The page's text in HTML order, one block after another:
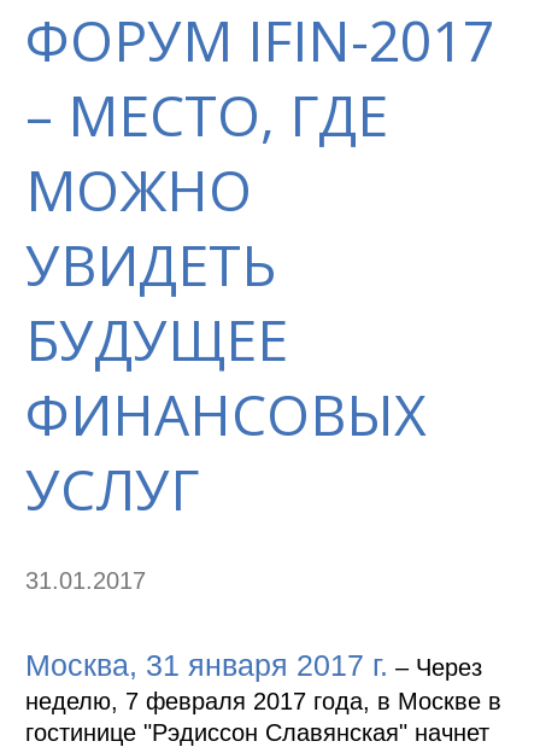
ФОРУМ IFIN-2017
– МЕСТО, ГДЕ
МОЖНО
УВИДЕТЬ
БУДУЩЕЕ
ФИНАНСОВЫХ
УСЛУГ
31.01.2017
Москва, 31 января 2017 г. – Через
неделю, 7 февраля 2017 года, в Москве в
гостинице "Рэдиссон Славянская" начнет